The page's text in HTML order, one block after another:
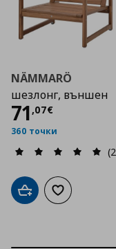
NÄMMARÖ
шезлонг, външен
71 ,07€
Цена
360 точки
Добави в кошницата
Добави към